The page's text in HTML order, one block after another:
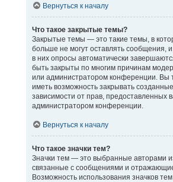
Вернуться к началу
Что такое закрытые темы?
Закрытые темы — это такие темы, в
больше не могут оставлять сообщения,
в них опросы автоматически
быть закрыты по многим причинам
или администратором конференции. Вы
иметь возможность закрывать
зависимости от прав, предоставленных
администратором конференции.
Вернуться к началу
Что такое значки тем?
Значки тем — это выбранные авторами
связанные с сообщениями и
Возможность использования значков